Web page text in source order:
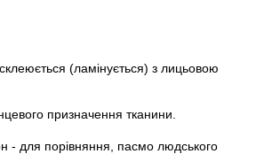
(ламінується) з лицьовою
призначення тканини.
- для порівняння, пасмо людського